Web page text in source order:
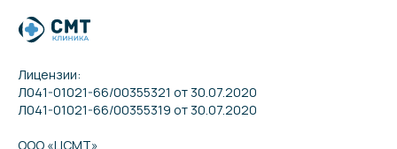
Лицензии:
Л041-01021-66/00355321 от 30.07.2020
Л041-01021-66/00355319 от 30.07.2020
ООО «ЦСМТ»